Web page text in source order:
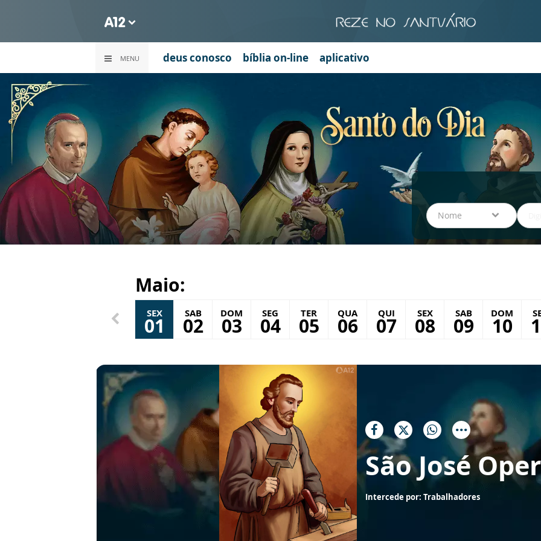
MENU deus conosco bíblia on-line aplicativo
Nome
Maio:
SEX
01
SAB
02
DOM
03
SEG
04
TER
05
QUA
06
QUI
07
SEX
08
SAB
09
DOM
10
São José
Intercede por: Trabalhadores